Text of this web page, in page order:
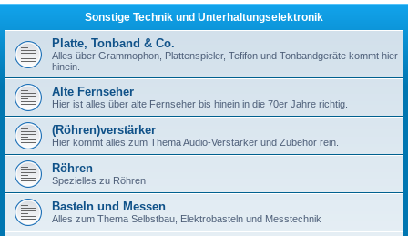
Sonstige Technik und Unterhaltungselektronik
Platte, Tonband & Co.
Alles über Grammophon, Plattenspieler, Tefifon und Tonbandgeräte kommt hier
hinein.
Alte Fernseher
Hier ist alles über alte Fernseher bis hinein in die 70er Jahre richtig.
(Röhren)verstärker
Hier kommt alles zum Thema Audio-Verstärker und Zubehör rein.
Röhren
Spezielles zu Röhren
Basteln und Messen
Alles zum Thema Selbstbau, Elektrobasteln und Messtechnik